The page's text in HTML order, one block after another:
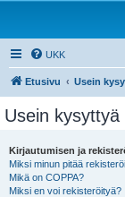
UKK
Etusivu Usein
Usein kysyttyä
Kirjautumisen ja
Miksi minun pitää
Mikä on COPPA?
Miksi en voi rekisteröityä?